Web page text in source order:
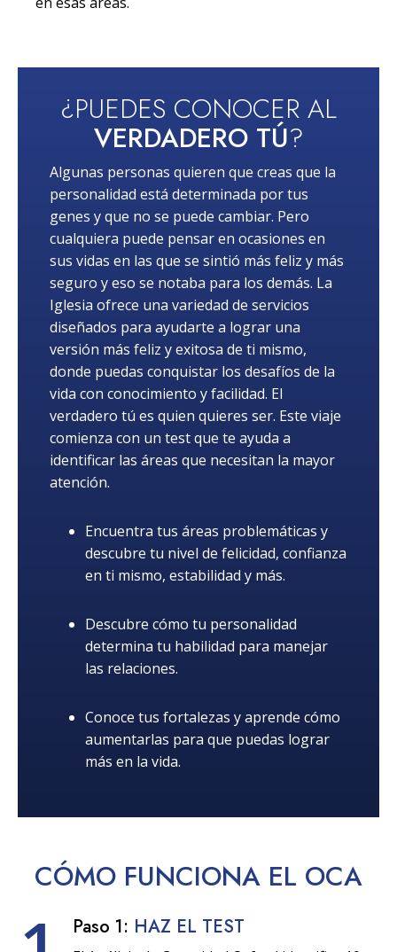
¿PUEDES CONOCER AL
VERDADERO TÚ?
Algunas personas quieren que creas que la
personalidad está determinada por tus
genes y que no se puede cambiar. Pero
cualquiera puede pensar en ocasiones en
sus vidas en las que se sintió más feliz y más
seguro y eso se notaba para los demás. La
Iglesia ofrece una variedad de servicios
diseñados para ayudarte a lograr una
versión más feliz y exitosa de ti mismo,
donde puedas conquistar los desafíos de la
vida con conocimiento y facilidad. El
verdadero tú es quien quieres ser. Este viaje
comienza con un test que te ayuda a
identificar las áreas que necesitan la mayor
atención.
Encuentra tus áreas problemáticas y
descubre tu nivel de felicidad, confianza
en ti mismo, estabilidad y más.
Descubre cómo tu personalidad
determina tu habilidad para manejar
las relaciones.
Conoce tus fortalezas y aprende cómo
aumentarlas para que puedas lograr
más en la vida.
CÓMO FUNCIONA EL OCA
Paso 1: HAZ EL TEST